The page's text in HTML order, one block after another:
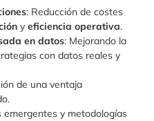
: Reducción de costes
y eficiencia operativa.
en datos: Mejorando la
con datos reales y
de una ventaja
emergentes y metodologías